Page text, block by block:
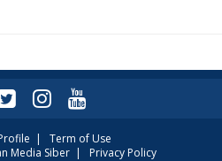
| Term of Use
Media Siber| Privacy Policy